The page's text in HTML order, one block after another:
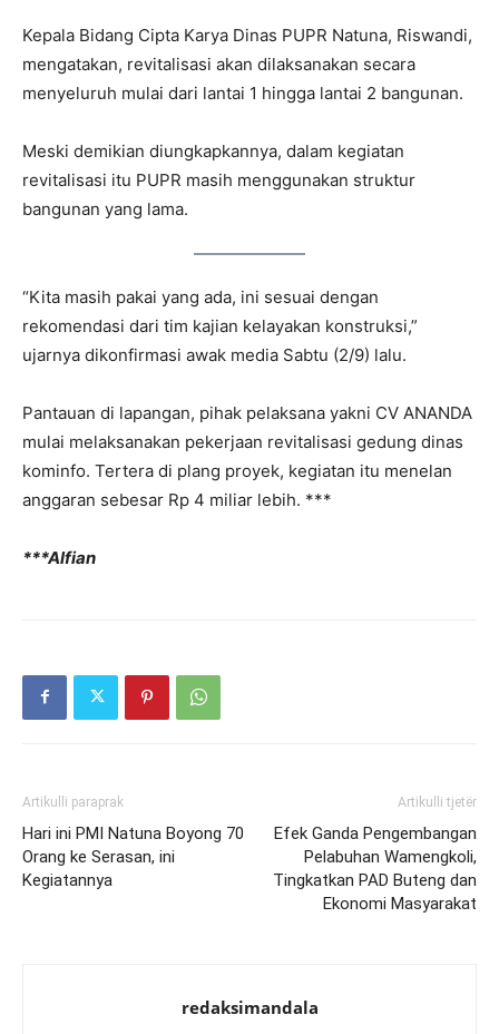
Kepala Bidang Cipta Karya Dinas PUPR Natuna, Riswandi,
mengatakan, revitalisasi akan dilaksanakan secara
menyeluruh mulai dari lantai 1 hingga lantai 2 bangunan.
Meski demikian diungkapkannya, dalam kegiatan
revitalisasi itu PUPR masih menggunakan struktur
bangunan yang lama.
“Kita masih pakai yang ada, ini sesuai dengan
rekomendasi dari tim kajian kelayakan konstruksi,”
ujarnya dikonfirmasi awak media Sabtu (2/9) lalu.
Pantauan di lapangan, pihak pelaksana yakni CV ANANDA
mulai melaksanakan pekerjaan revitalisasi gedung dinas
kominfo. Tertera di plang proyek, kegiatan itu menelan
anggaran sebesar Rp 4 miliar lebih. ***
***Alfian
Artikulli paraprak
Hari ini PMI Natuna Boyong 70
Orang ke Serasan, ini
Kegiatannya
Artikulli tjetër
Efek Ganda Pengembangan
Pelabuhan Wamengkoli,
Tingkatkan PAD Buteng dan
Ekonomi Masyarakat
redaksimandala